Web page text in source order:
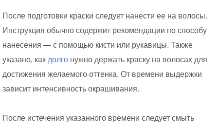
После подготовки краски следует нанести ее на волосы.
Инструкция обычно содержит рекомендации по способу
нанесения — с помощью кисти или рукавицы. Также
указано, как долго нужно держать краску на волосах для
достижения желаемого оттенка. От времени выдержки
зависит интенсивность окрашивания.
После истечения указанного времени следует смыть